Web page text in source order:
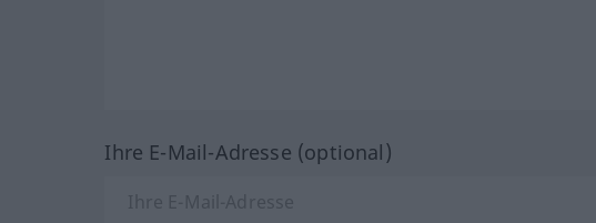
Ihre E-Mail-Adresse (optional)